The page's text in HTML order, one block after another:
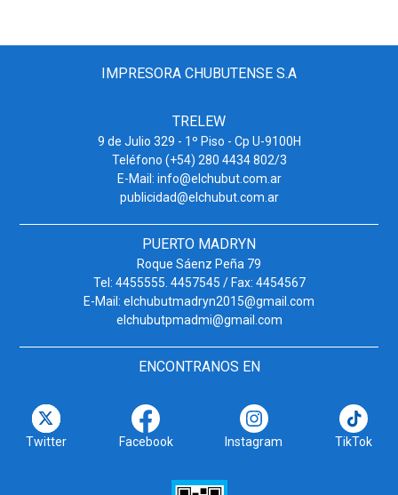
IMPRESORA CHUBUTENSE S.A
TRELEW
9 de Julio 329 - 1º Piso - Cp U-9100H
Teléfono (+54) 280 4434 802/3
E-Mail: info@elchubut.com.ar
publicidad@elchubut.com.ar
PUERTO MADRYN
Roque Sáenz Peña 79
Tel: 4455555. 4457545 / Fax: 4454567
E-Mail: elchubutmadryn2015@gmail.com
elchubutpmadmi@gmail.com
ENCONTRANOS EN
Twitter Facebook Instagram TikTok